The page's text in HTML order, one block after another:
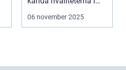
spelvä...
06 november 2025